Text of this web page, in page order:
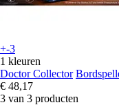
+-3
1 kleuren
Doctor Collector
€ 48,17
3 van 3 producten